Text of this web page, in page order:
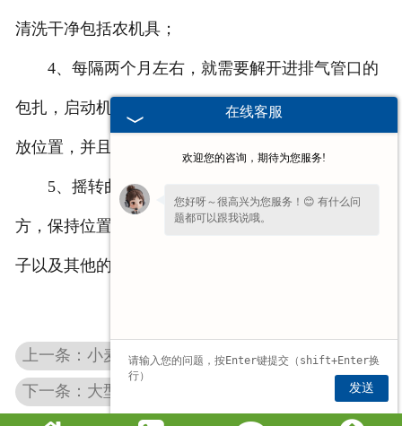
清洗干净包括农机具；
4、每隔两个月左右，就需要解开进排气管口的
包扎，启动机械运转十秒钟左右，再职机械原来的停
放位置，并且重新的包扎好进排气管口；
5、摇转曲轴，置于机械在压缩形成开始的地
方，保持位置不懂，将进排气管口包扎起来，以免虫
子以及其他的杂志落入。
上一条：小麦牧草青储机
下一条：大型玉米青储机
在线客服
欢迎您的咨询，期待为您服务!
您好呀～很高兴为您服务！😊 有什么问
题都可以跟我说哦。
发送